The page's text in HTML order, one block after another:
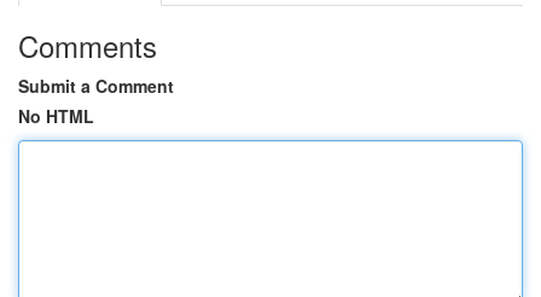
Comments
Submit a Comment
No HTML